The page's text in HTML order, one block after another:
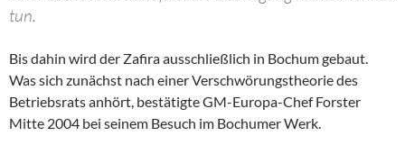
tun.
Bis dahin wird der Zafira ausschließlich in Bochum gebaut.
Was sich zunächst nach einer Verschwörungstheorie des
Betriebsrats anhört, bestätigte GM-Europa-Chef Forster
Mitte 2004 bei seinem Besuch im Bochumer Werk.